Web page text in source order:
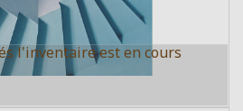
l'inventaire est en cours